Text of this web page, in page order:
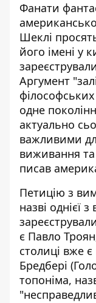
Фанати
Шеклі
його імені у
Аргумент
одне
актуально
важливими
виживання та
писав
Петицію з
назві однієї
є Павло
столиці вже
Бредбері
топоніма,